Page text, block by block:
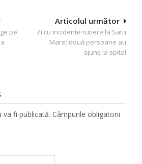
Articolul următor
Zi cu incidente rutiere la Satu
Mare: două persoane au
ajuns la spital
pe
va fi publicată. Câmpurile obligatorii